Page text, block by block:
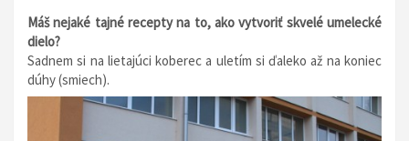
Máš nejaké tajné recepty na to, ako vytvoriť skvelé umelecké
dielo?
Sadnem si na lietajúci koberec a uletím si ďaleko až na koniec
dúhy (smiech).